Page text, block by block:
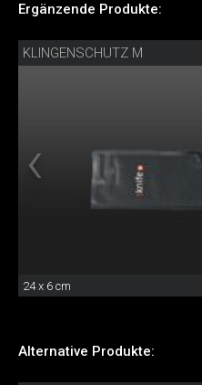
Ergänzende Produkte:
KLINGENSCHUTZ M
24 x 6 cm
Alternative Produkte: